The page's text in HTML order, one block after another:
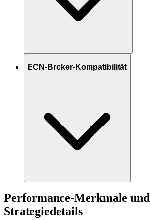
ECN-Broker-Kompatibilität
Performance-Merkmale und
Strategiedetails